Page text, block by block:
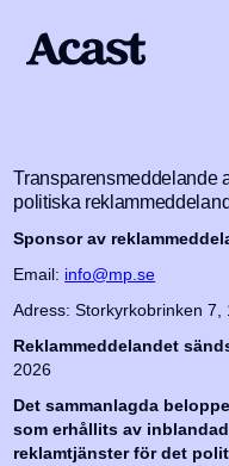
Transparensmeddelande
politiska
Sponsor av
Email: info@mp.se
Adress: Storkyrkobrinken 7,
Reklammeddelandet
2026
Det sammanlagda
som erhållits av
reklamtjänster för det